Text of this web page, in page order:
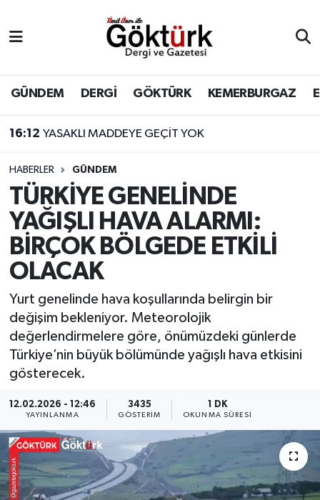
GÜNDEM DERGİ GÖKTÜRK KEMERBURGAZ
16:12 YASAKLI MADDEYE GEÇİT YOK
HABERLER GÜNDEM
TÜRKİYE GENELİNDE
YAĞIŞLI HAVA ALARMI:
BİRÇOK BÖLGEDE ETKİLİ
OLACAK
Yurt genelinde hava koşullarında belirgin bir
değişim bekleniyor. Meteorolojik
değerlendirmelere göre, önümüzdeki günlerde
Türkiye’nin büyük bölümünde yağışlı hava etkisini
gösterecek.
12.02.2026 - 12:46
YAYINLANMA
3435
GÖSTERIM
1 DK
OKUNMA SÜRESI
BİLİM
DERGİ
DÜNYA
EĞİTİM
EKONOMİ
GÖKTÜRK
GÜNDEM
KEMERBURGAZ
KÜLTÜR - SANAT
MAGAZİN
ÖZEL HABER
SAĞLIK
Eyüpsultan Hava Durumu
Eyüpsultan Trafik Yoğunluk Haritası
Süper Lig Puan Durumu ve Fikstür
Tüm Manşetler
Son Dakika Haberleri
Haber Arşivi